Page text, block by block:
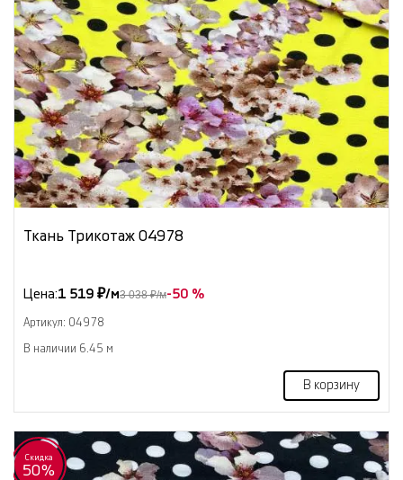
Ткань Трикотаж 04978
Цена:1 519 ₽/м3 038 ₽/м-50 %
Артикул: 04978
В наличии 6.45 м
В корзину
Скидка
50%